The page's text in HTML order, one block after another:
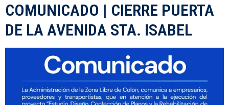
COMUNICADO | CIERRE PUERTA
DE LA AVENIDA STA. ISABEL